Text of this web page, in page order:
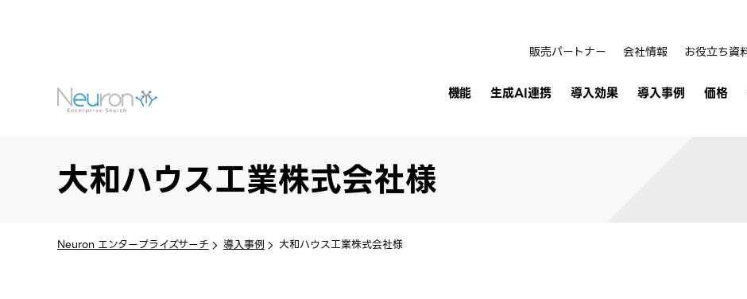
機能 生成AI連携 導入効果 導入事例 価格
販売パートナー 会社情報 お役立ち資
大和ハウス工業株式会社様
Neuron エンタープライズサーチ 導入事例 大和ハウス工業株式会社様